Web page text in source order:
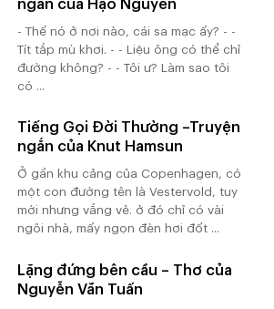
ngắn của Hạo Nguyên
- Thế nó ở nơi nào, cái sa mạc ấy? - -
Tít tắp mù khơi. - - Liệu ông có thể chỉ
đường không? - - Tôi ư? Làm sao tôi
có ...
Tiếng Gọi Đời Thường –Truyện
ngắn của Knut Hamsun
Ở gần khu cảng của Copenhagen, có
một con đường tên là Vestervold, tuy
mới nhưng vắng vẻ. ở đó chỉ có vài
ngôi nhà, mấy ngọn đèn hơi đốt ...
Lặng đứng bên cầu – Thơ của
Nguyễn Văn Tuấn